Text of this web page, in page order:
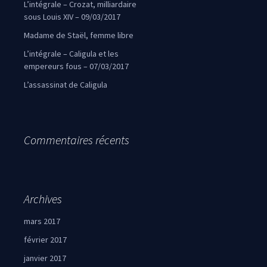
L’intégrale – Crozat, milliardaire
sous Louis XIV – 09/03/2017
Madame de Staël, femme libre
L’intégrale – Caligula et les
empereurs fous – 07/03/2017
L’assassinat de Caligula
Commentaires récents
Archives
mars 2017
février 2017
janvier 2017